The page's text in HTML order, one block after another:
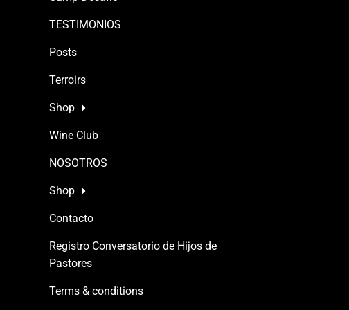
TESTIMONIOS
Posts
Terroirs
Shop
Wine Club
NOSOTROS
Shop
Contacto
Registro Conversatorio de Hijos de
Pastores
Terms & conditions